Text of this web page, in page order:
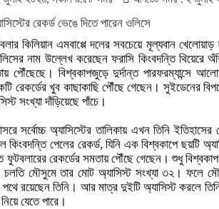
কিলিয়ান এমবাপ্পে দলের সবচেয়ে মূল্যবান
নাম উল্লেখ করেছেন ফরাসি কিংবদন্তি থিয়েরে
বিশ্বকাপজুড়ে দুর্দান্ত পারফরম্যান্সে
রেকর্ডের খুব কাছাকাছি পৌঁছে গেছেন। সুইডেনের
সংখ্যা দাঁড়িয়েছে পাঁচে।
সর্বোচ্চ অ্যাসিস্টের তালিকায় এখন তিনি
কিংবদন্তি পেলের রেকর্ড, যিনি এক বিশ্বকাপে ছয়টি
ফুটবলারের রেকর্ডের সমতায় পৌঁছে গেছেন। শুধু
চলতি মৌসুমে তার মোট অ্যাসিস্ট সংখ্যা ৩২। ফলে
পথে রয়েছেন তিনি। আর মাত্র দুইটি অ্যাসিস্ট করলে
যেতে পারে।